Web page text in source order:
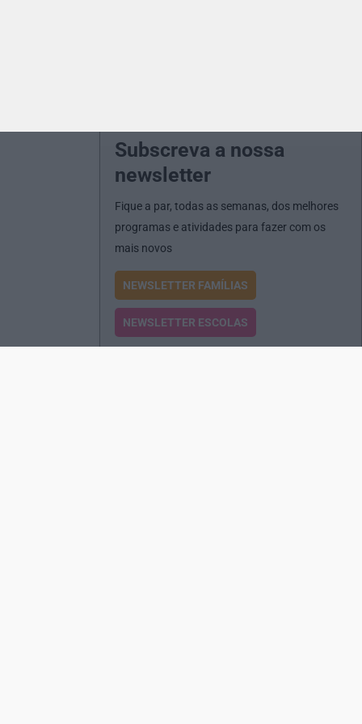
Subscreva a nossa
newsletter
Fique a par, todas as semanas, dos melhores
programas e atividades para fazer com os
mais novos
NEWSLETTER FAMÍLIAS
NEWSLETTER ESCOLAS